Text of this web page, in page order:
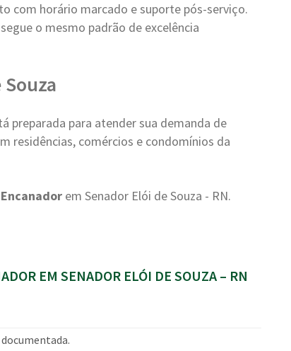
com horário marcado e suporte pós-serviço.
o mesmo padrão de excelência
preparada para atender sua demanda de
residências, comércios e condomínios da
Encanador em Senador Elói de Souza - RN.
EM SENADOR ELÓI DE SOUZA – RN